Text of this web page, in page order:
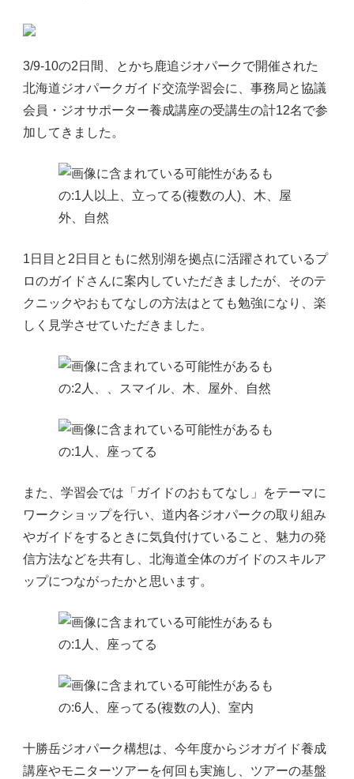
3/9-10の2日間、とかち鹿追ジオパークで開催された
北海道ジオパークガイド交流学習会に、事務局と協議
会員・ジオサポーター養成講座の受講生の計12名で参
加してきました。
1日目と2日目ともに然別湖を拠点に活躍されているプ
ロのガイドさんに案内していただきましたが、そのテ
クニックやおもてなしの方法はとても勉強になり、楽
しく見学させていただきました。
また、学習会では「ガイドのおもてなし」をテーマに
ワークショップを行い、道内各ジオパークの取り組み
やガイドをするときに気負付けていること、魅力の発
信方法などを共有し、北海道全体のガイドのスキルア
ップにつながったかと思います。
十勝岳ジオパーク構想は、今年度からジオガイド養成
講座やモニターツアーを何回も実施し、ツアーの基盤